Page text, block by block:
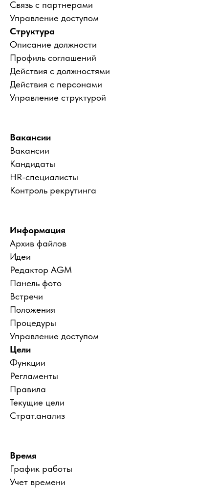
Связь с партнерами
Управление доступом
Структура
Описание должности
Профиль соглашений
Действия с должностями
Действия с персонами
Управление структурой
Вакансии
Вакансии
Кандидаты
HR-специалисты
Контроль рекрутинга
Информация
Архив файлов
Идеи
Редактор AGM
Панель фото
Встречи
Положения
Процедуры
Управление доступом
Цели
Функции
Регламенты
Правила
Текущие цели
Страт.анализ
Время
График работы
Учет времени